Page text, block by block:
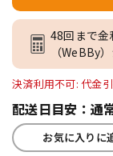
48回まで金
（WeBBy
決済利用不可: 代金
配送日目安：通
お気に入りに